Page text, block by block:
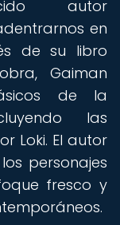
autor
en
de su libro
Gaiman
de la
las
Loki. El autor
personajes
fresco y